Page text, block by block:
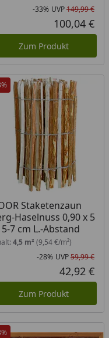
-33% UVP149,99 €
100,04 €
Zum Produkt
Preis
Staketenzaun
Haselnuss 0,90 x 5
7 cm L.-Abstand
4,5 m² (9,54 €/m²)
-28% UVP59,99 €
42,92 €
Zum Produkt